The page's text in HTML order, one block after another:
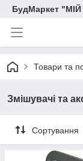
БудМаркет
Товари та
Змішувачі та
Сортування